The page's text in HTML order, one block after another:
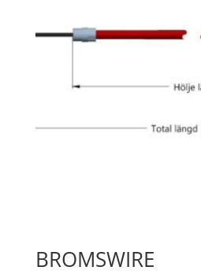
BROMSWIRE